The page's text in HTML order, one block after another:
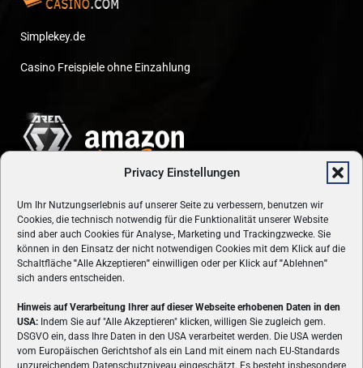
Privacy Einstellungen
Um Ihr Nutzungserlebnis auf unserer Seite zu verbessern, benutzen wir
Cookies, die technisch notwendig für die Funktionalität unserer Website
sind aber auch Cookies für Analyse-, Marketing und Trackingzwecke. Sie
können in den Einsatz der nicht notwendigen Cookies mit dem Klick auf die
Schaltfläche "Alle Akzeptieren" einwilligen oder per Klick auf"Ablehnen"
sich anders entscheiden.
Hinweis auf Verarbeitung Ihrer auf dieser Webseite erhobenen Daten in den
USA: Indem Sie auf "Alle Akzeptieren" klicken, willigen Sie zugleich gem.
DSGVO ein, dass Ihre Daten in den USA verarbeitet werden. Die USA werden
vom Europäischen Gerichtshof als ein Land mit einem nach EU-Standards
unzureichendem Datenschutzniveau eingeschätzt. Es besteht insbesondere
Simplekey.de
Casino Freispiele ohne Einzahlung
ÜBER UNS
VON GAMERN, FÜR GAMER! Gamers.at ist das älteste Online-